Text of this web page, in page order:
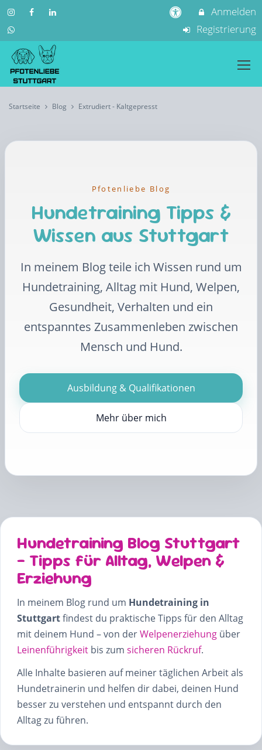
Anmelden
Registrierung
Startseite Blog Extrudiert - Kaltgepresst
Pfotenliebe Blog
Hundetraining Tipps &
Wissen aus Stuttgart
In meinem Blog teile ich Wissen rund um
Hundetraining, Alltag mit Hund, Welpen,
Gesundheit, Verhalten und ein
entspanntes Zusammenleben zwischen
Mensch und Hund.
Ausbildung & Qualifikationen
Mehr über mich
Hundetraining Blog Stuttgart
– Tipps für Alltag, Welpen &
Erziehung
In meinem Blog rund um Hundetraining in
Stuttgartfindest du praktische Tipps für den Alltag
mit deinem Hund – von derWelpenerziehung über
Leinenführigkeit bis zum sicheren Rückruf.
Alle Inhalte basieren auf meiner täglichen Arbeit als
Hundetrainerin und helfen dir dabei, deinen Hund
besser zu verstehen und entspannt durch den
Alltag zu führen.